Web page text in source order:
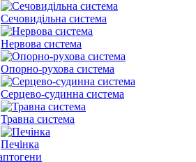
Сечовидільна система
Нервова система
Опорно-рухова система
Серцево-судинна система
Травна система
Печінка